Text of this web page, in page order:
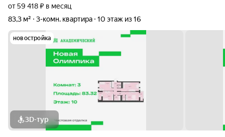
от 59 418 ₽ в месяц
83,3 м²
3-комн. квартира 10 этаж из 16
новостройка
3D-тур